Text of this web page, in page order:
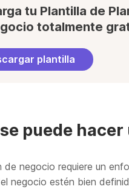
tu Plantilla de
totalmente
plantilla
puede
de negocio requiere un
negocio estén bien